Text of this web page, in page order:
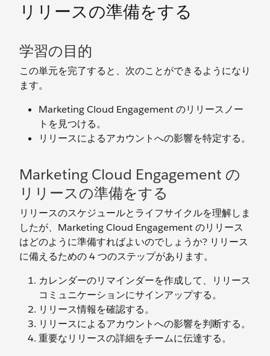
リリースの準備をする
学習の目的
この単元を完了すると、次のことができるようになり
ます。
Marketing Cloud Engagement のリリースノー
トを見つける。
リリースによるアカウントへの影響を特定する。
Marketing Cloud Engagement の
リリースの準備をする
リリースのスケジュールとライフサイクルを理解しま
したが、Marketing Cloud Engagement のリリース
はどのように準備すればよいのでしょうか? リリース
に備えるための 4 つのステップがあります。
カレンダーのリマインダーを作成して、リリース
コミュニケーションにサインアップする。
リリース情報を確認する。
リリースによるアカウントへの影響を判断する。
重要なリリースの詳細をチームに伝達する。